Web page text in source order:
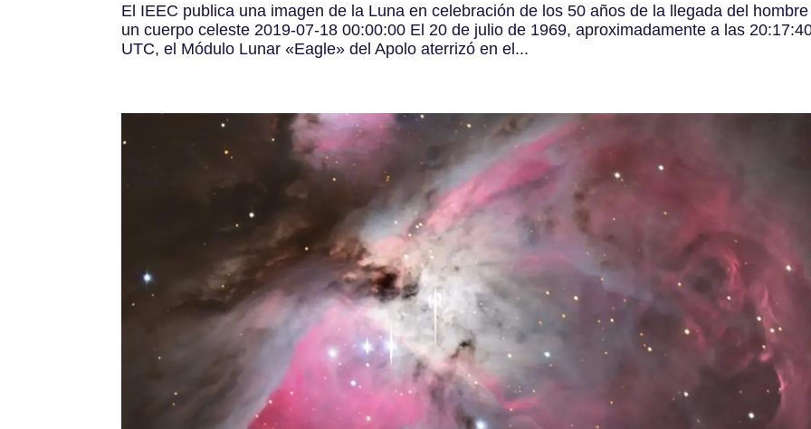
El IEEC publica una imagen de la Luna en celebración de los 50 años de la llegada del
un cuerpo celeste 2019-07-18 00:00:00 El 20 de julio de 1969, aproximadamente a las
UTC, el Módulo Lunar «Eagle» del Apolo aterrizó en el...